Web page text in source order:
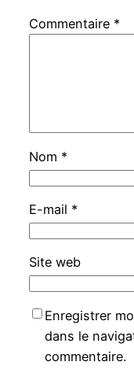
Commentaire *
Nom *
E-mail *
Site web
Enregistrer
dans le
commentaire.